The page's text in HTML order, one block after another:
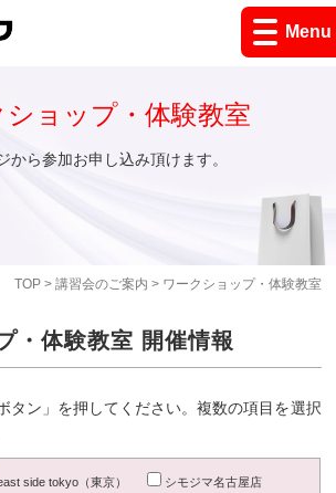
Menu
TOP> 講習会のご案内 > ワークショップ・体験教室
ショップ・体験教室
から参加お申し込み頂けます。
・体験教室 開催情報
タン」を押してください。複数の項目を選択
side tokyo（東京）
シモジマ名古屋店